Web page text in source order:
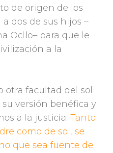
de origen de los
dos de sus hijos –
Ocllo– para que le
a la
otra facultad del sol
versión benéfica y
a la justicia. Tanto
como de sol, se
que sea fuente de